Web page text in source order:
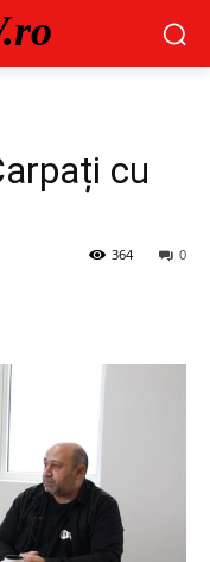
cu
0
364